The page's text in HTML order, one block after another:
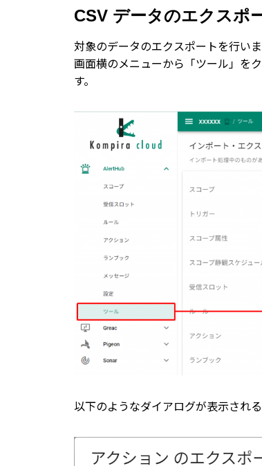
CSV データのエクスポ
対象のデータのエクスポートを行いま
画面横のメニューから「ツール」を
す。
以下のようなダイアログが表示され